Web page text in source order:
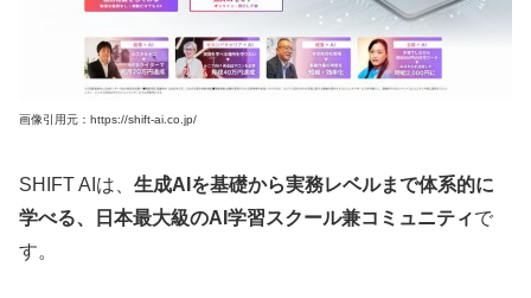
画像引用元：https://shift-ai.co.jp/
SHIFT AIは、 生成AIを基礎から実務レベルまで体系的に
学べる、日本最大級のAI学習スクール兼コミュニティで
す。